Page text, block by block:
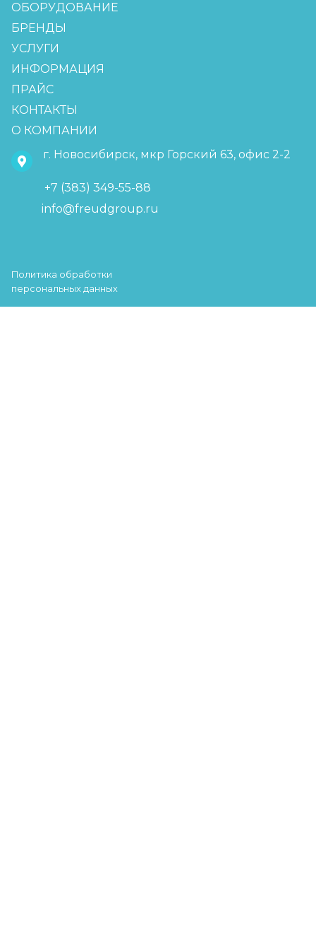
ОБОРУДОВАНИЕ
БРЕНДЫ
УСЛУГИ
ИНФОРМАЦИЯ
ПРАЙС
КОНТАКТЫ
О КОМПАНИИ
г. Новосибирск, мкр Горский 63, офис 2-2
+7 (383) 349-55-88
info@freudgroup.ru
Политика обработки
персональных данных